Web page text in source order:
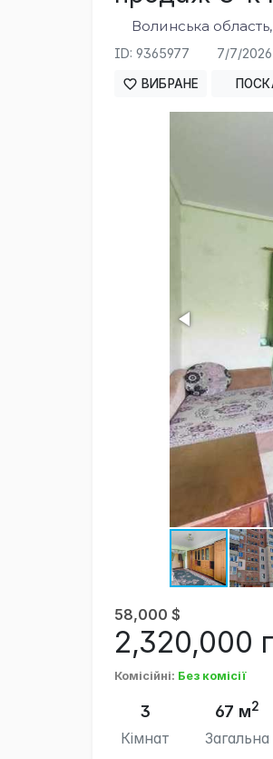
Волинська
ID: 9365977 7/7/2026
ВИБРАНЕ
58,000 $
2,320,000
Комісійні: Без комісії
3
Кімнат
67 м2
Загальна